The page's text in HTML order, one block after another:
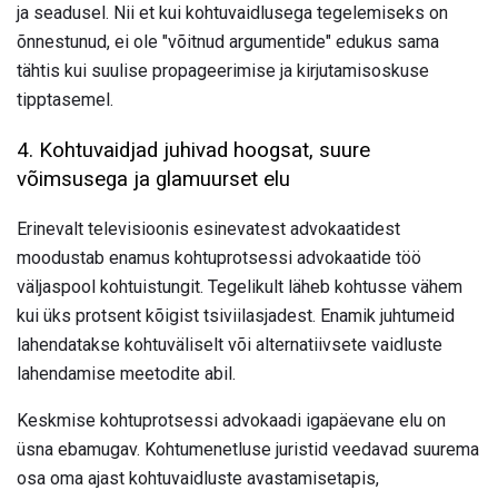
ja seadusel. Nii et kui kohtuvaidlusega tegelemiseks on
õnnestunud, ei ole "võitnud argumentide" edukus sama
tähtis kui suulise propageerimise ja kirjutamisoskuse
tipptasemel.
4. Kohtuvaidjad juhivad hoogsat, suure
võimsusega ja glamuurset elu
Erinevalt televisioonis esinevatest advokaatidest
moodustab enamus kohtuprotsessi advokaatide töö
väljaspool kohtuistungit. Tegelikult läheb kohtusse vähem
kui üks protsent kõigist tsiviilasjadest. Enamik juhtumeid
lahendatakse kohtuväliselt või alternatiivsete vaidluste
lahendamise meetodite abil.
Keskmise kohtuprotsessi advokaadi igapäevane elu on
üsna ebamugav. Kohtumenetluse juristid veedavad suurema
osa oma ajast kohtuvaidluste avastamisetapis,